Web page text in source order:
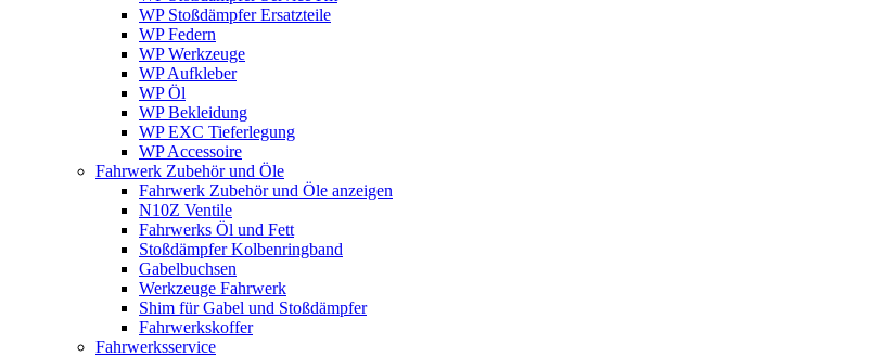
WP Stoßdämpfer Ersatzteile
WP Federn
WP Werkzeuge
WP Aufkleber
WP Öl
WP Bekleidung
WP EXC Tieferlegung
WP Accessoire
Fahrwerk Zubehör und Öle
Fahrwerk Zubehör und Öle anzeigen
N10Z Ventile
Fahrwerks Öl und Fett
Stoßdämpfer Kolbenringband
Gabelbuchsen
Werkzeuge Fahrwerk
Shim für Gabel und Stoßdämpfer
Fahrwerkskoffer
Fahrwerksservice